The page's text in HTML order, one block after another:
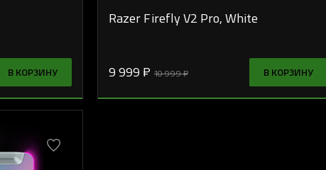
В КОРЗИНУ
Razer Firefly V2 Pro, White
9 999 ₽ 10 999 ₽ В КОРЗИНУ